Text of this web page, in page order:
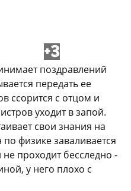
+3
поздравлений
передать ее
ссорится с отцом и
уходит в запой.
свои знания на
физике заваливается
проходит бесследно -
у него плохо с